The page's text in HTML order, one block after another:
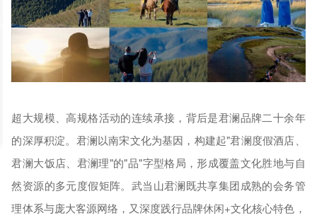
超大规模、高规格活动的连续承接，背后是君澜品牌二十余年
的深厚积淀。君澜以南宋文化为基因，构建起"君澜度假酒店、
君澜大饭店、君澜理"的"品"字型格局，形成覆盖文化胜地与自
然资源的多元度假矩阵。武当山君澜既共享集团成熟的会务管
理体系与庞大客源网络，又深度践行品牌休闲+文化核心特色，